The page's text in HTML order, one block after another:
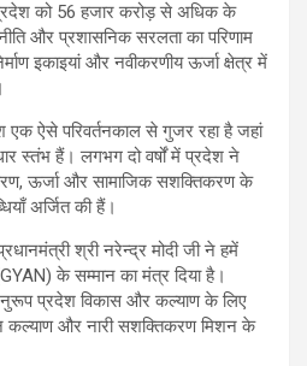
को 56 हजार करोड़ से अधिक के
और प्रशासनिक सरलता का परिणाम
इकाइयां और नवीकरणीय ऊर्जा क्षेत्र में
एक ऐसे परिवर्तनकाल से गुजर रहा है जहां
स्तंभ हैं। लगभग दो वर्षों में प्रदेश ने
ऊर्जा और सामाजिक सशक्तिकरण के
अर्जित की हैं।
श्री नरेन्द्र मोदी जी ने हमें
के सम्मान का मंत्र दिया है।
प्रदेश विकास और कल्याण के लिए
कल्याण और नारी सशक्तिकरण मिशन के